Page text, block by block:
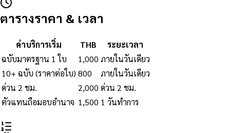
ตารางราคา & เวลา
ค่าบริการเริ่ม THB
ระยะเวลา
ฉบับมาตรฐาน 1 ใบ
1,000 ภายในวันเดียว
10+ ฉบับ (ราคาต่อใบ) 800
ภายในวันเดียว
ด่วน 2 ชม.
2,000 ด่วน 2 ชม.
ตัวแทนถือมอบอำนาจ 1,500 1 วันทำการ